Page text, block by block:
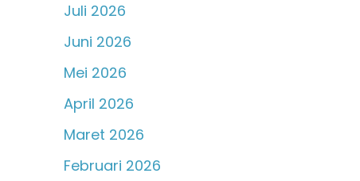
Juli 2026
Juni 2026
Mei 2026
April 2026
Maret 2026
Februari 2026